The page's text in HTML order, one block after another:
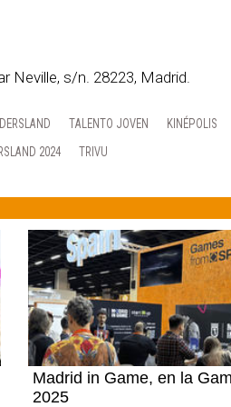
Neville, s/n. 28223, Madrid.
TALENTO JOVEN KINÉPOLIS
2024 TRIVU
Madrid in Game, en la
2025